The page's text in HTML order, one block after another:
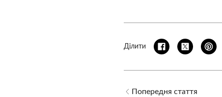
Ділити
Попередня стаття